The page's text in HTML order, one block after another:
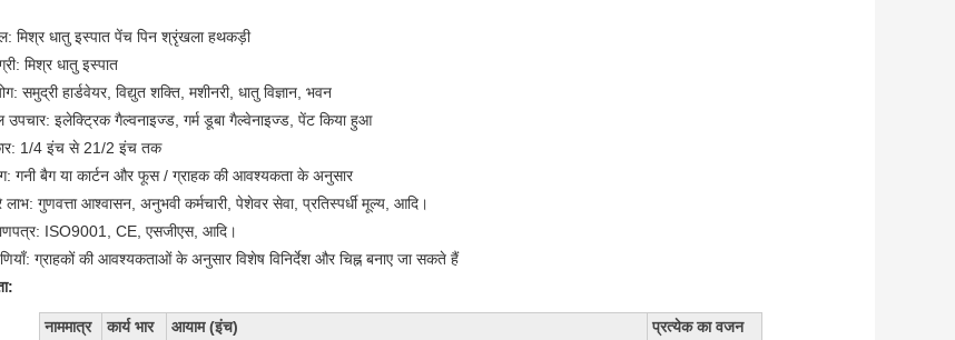
मिश्र धातु इस्पात पेंच पिन श्रृंखला हथकड़ी
मिश्र धातु इस्पात
समुद्री हार्डवेयर, विद्युत शक्ति, मशीनरी, धातु विज्ञान, भवन
इलेक्ट्रिक गैल्वनाइज्ड, गर्म डूबा गैल्वेनाइज्ड, पेंट किया हुआ
1/4 इंच से 21/2 इंच तक
गनी बैग या कार्टन और फूस / ग्राहक की आवश्यकता के अनुसार
लाभ: गुणवत्ता आश्वासन, अनुभवी कर्मचारी, पेशेवर सेवा, प्रतिस्पर्धी मूल्य, आदि।
ISO9001, CE, एसजीएस, आदि।
ग्राहकों की आवश्यकताओं के अनुसार विशेष विनिर्देश और चिह्न बनाए जा सकते हैं
नाममात्र
कार्य भार
आयाम (इंच)
प्रत्येक का वजन